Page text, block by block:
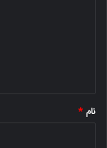
نام *